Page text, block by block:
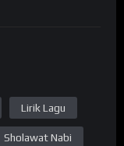
Lirik Lagu
Sholawat Nabi